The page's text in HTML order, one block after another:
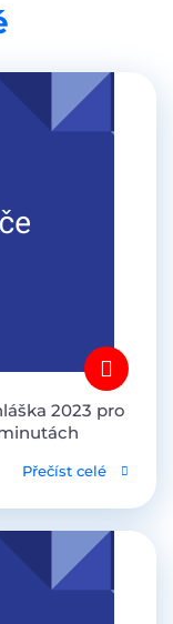
2023 pro
Přečíst celé